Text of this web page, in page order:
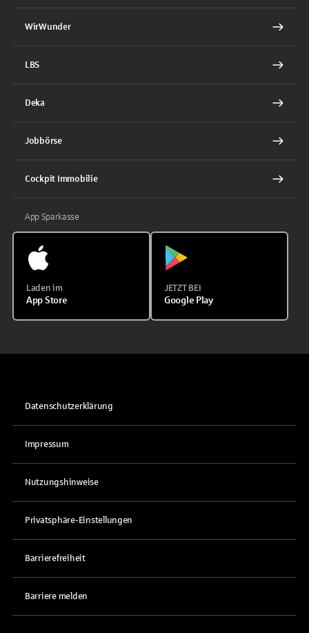
WirWunder
LBS
Deka
Jobbörse
Cockpit Immobilie
App Sparkasse
Laden im
App Store
JETZT BEI
Google Play
Datenschutzerklärung
Impressum
Nutzungshinweise
Privatsphäre-Einstellungen
Barrierefreiheit
Barriere melden